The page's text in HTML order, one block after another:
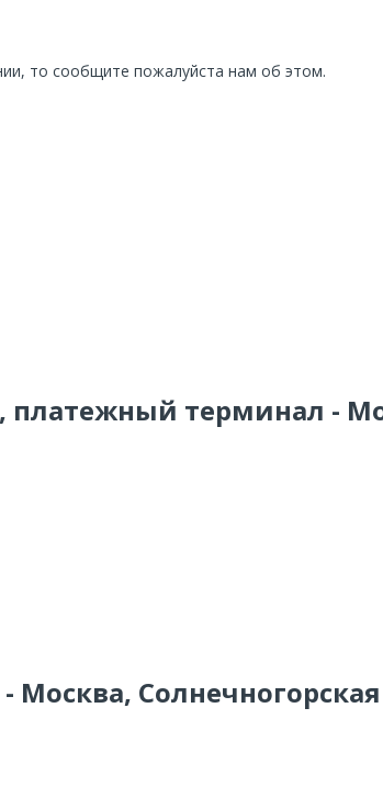
то сообщите пожалуйста нам об этом.
платежный терминал -
Москва,